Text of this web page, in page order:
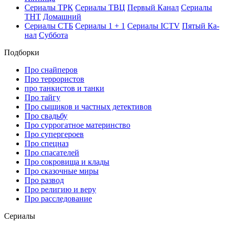
Се­риа­лы ТРК Се­риа­лы ТВЦ Пер­вый Ка­нал Се­риа­лы
ТНТ До­маш­ний
Се­риа­лы СТБ Се­риа­лы 1 + 1 Се­риа­лы ICTV Пя­тый Ка­
нал Суб­бо­та
Подборки
Про снайперов
Про террористов
про танкистов и танки
Про тайгу
Про сыщиков и частных детективов
Про свадьбу
Про суррогатное материнство
Про супергероев
Про спецназ
Про спасателей
Про сокровища и клады
Про сказочные миры
Про развод
Про религию и веру
Про расследование
Се­риа­лы